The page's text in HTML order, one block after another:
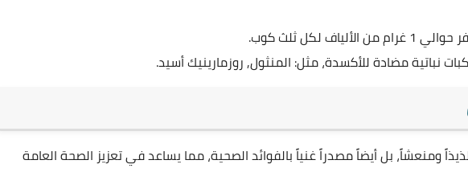
لكل ثلث كوب.
نباتية مضادة للأكسدة، مثل: المنثول, روزمارينيك أسيد.
ومنعشاً، بل أيضاً مصدراً غنياً بالفوائد الصحية، مما يساعد في تعزيز الصحة العامة